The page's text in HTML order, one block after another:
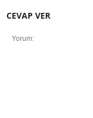
CEVAP VER